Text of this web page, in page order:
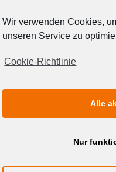
Wir verwenden Cookies,
unseren Service zu
Cookie-Richtlinie
Alle
Nur